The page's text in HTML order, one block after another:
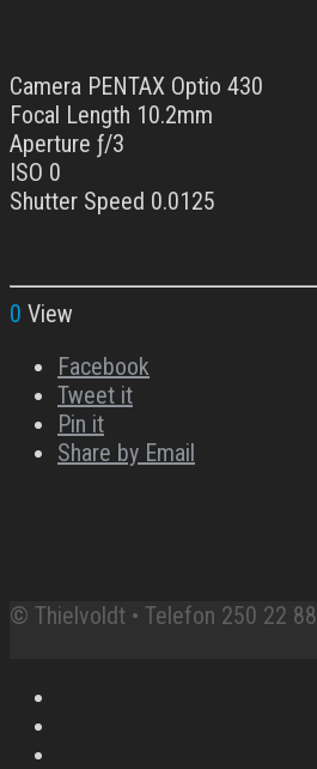
Camera PENTAX Optio 430
Focal Length 10.2mm
Aperture ƒ/3
ISO 0
Shutter Speed 0.0125
0 View
Facebook
Tweet it
Pin it
Share by Email
© Thielvoldt • Telefon 250 22 88